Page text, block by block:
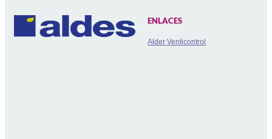
ENLACES
Alder Venticontrol